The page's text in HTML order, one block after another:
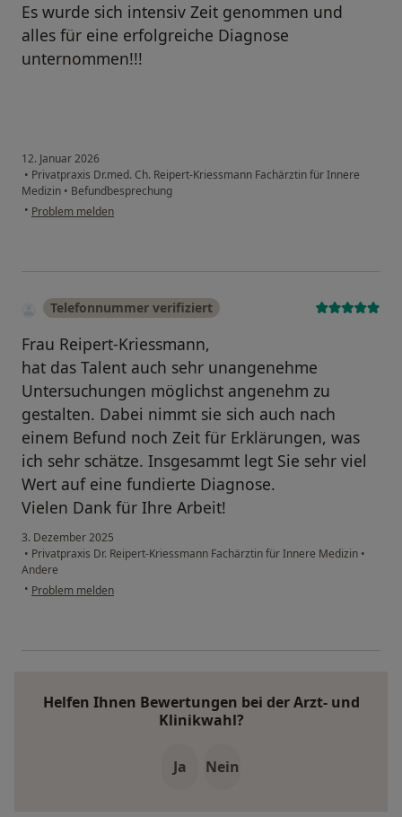
Es wurde sich intensiv Zeit genommen und
alles für eine erfolgreiche Diagnose
unternommen!!!
12. Januar 2026
• Privatpraxis Dr.med. Ch. Reipert-Kriessmann Fachärztin für Innere
Medizin • Befundbesprechung
• Problem melden
Telefonnummer verifiziert
Frau Reipert-Kriessmann,
hat das Talent auch sehr unangenehme
Untersuchungen möglichst angenehm zu
gestalten. Dabei nimmt sie sich auch nach
einem Befund noch Zeit für Erklärungen, was
ich sehr schätze. Insgesammt legt Sie sehr viel
Wert auf eine fundierte Diagnose.
Vielen Dank für Ihre Arbeit!
3. Dezember 2025
• Privatpraxis Dr. Reipert-Kriessmann Fachärztin für Innere Medizin •
Andere
• Problem melden
Helfen Ihnen Bewertungen bei der Arzt- und
Klinikwahl?
Ja Nein